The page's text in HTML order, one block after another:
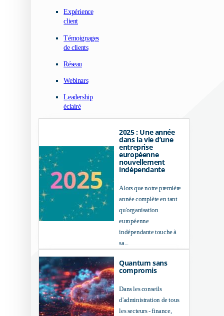
Expérience
client
Témoignages
de clients
Réseau
Webinars
Leadership
éclairé
2025 : Une année
dans la vie d’une
entreprise
européenne
nouvellement
indépendante
Alors que notre première
année complète en tant
qu'organisation
européenne
indépendante touche à
sa...
Quantum sans
compromis
Dans les conseils
d'administration de tous
les secteurs - finance,